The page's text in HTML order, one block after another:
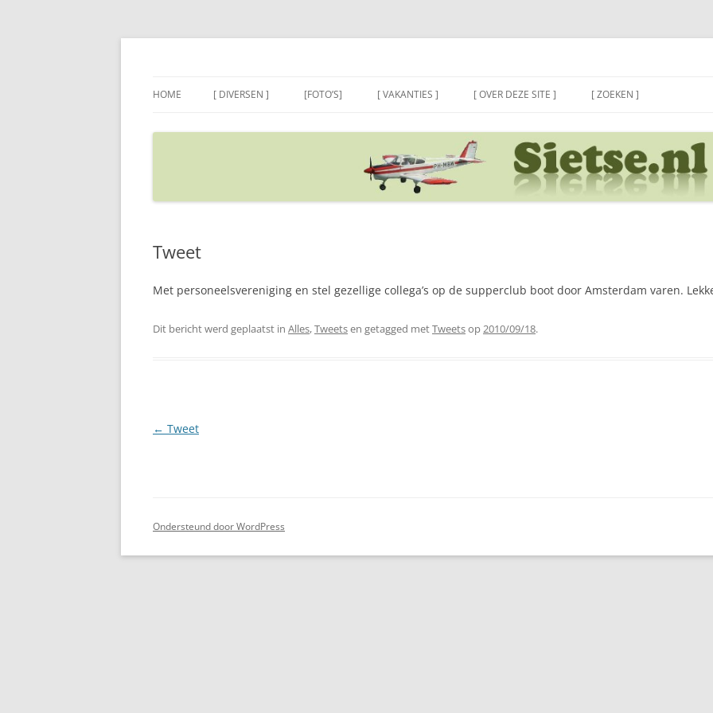
Ga
HOME [ DIVERSEN ] [FOTO’S] [ VAKANTIES ] [ OVER DEZE SITE ] [ ZOEKEN ]
Tweet
Met personeelsvereniging en stel gezellige collega’s op de supperclub boot door Amsterdam varen.
Dit bericht werd geplaatst in Alles,Tweetsen getagged metTweetsop2010/09/18.
Berichtnavigatie
← Tweet
Ondersteund door WordPress